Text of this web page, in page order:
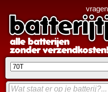
vragen